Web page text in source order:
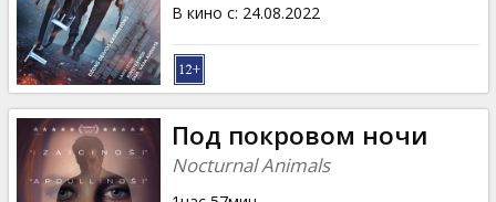
В кино с: 24.08.2022
Под покровом ночи
Nocturnal Animals